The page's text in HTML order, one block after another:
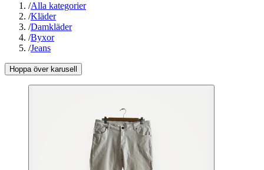
/Alla kategorier
/Kläder
/Damkläder
/Byxor
/Jeans
Hoppa över karusell